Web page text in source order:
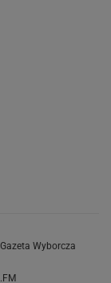
Gazeta Wyborcza